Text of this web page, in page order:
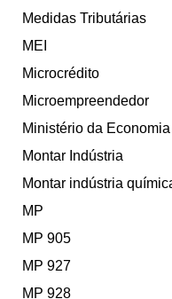
Medidas Tributárias
MEI
Microcrédito
Microempreendedor
Ministério da Economia
Montar Indústria
Montar indústria
MP
MP 905
MP 927
MP 928